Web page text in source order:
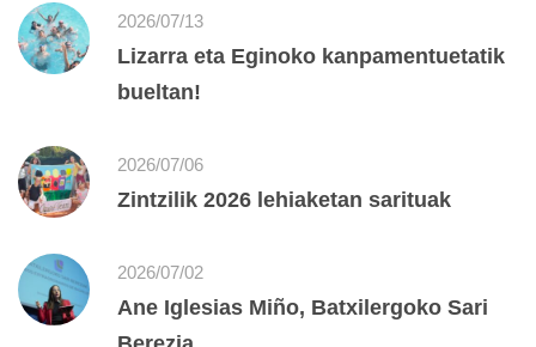
2026/07/13
Lizarra eta Eginoko kanpamentuetatik
bueltan!
2026/07/06
Zintzilik 2026 lehiaketan sarituak
2026/07/02
Ane Iglesias Miño, Batxilergoko Sari